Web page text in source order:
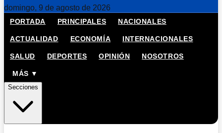
domingo, 9 de agosto de 2026
PORTADA PRINCIPALES NACIONALES
ACTUALIDAD ECONOMÍA INTERNACIONALES
SALUD DEPORTES OPINIÓN NOSOTROS
MÁS ▼
Secciones